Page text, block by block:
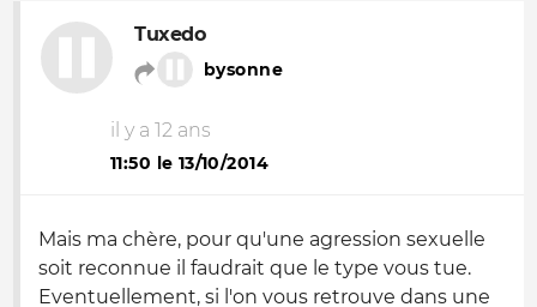
Tuxedo
bysonne
il y a 12 ans
11:50 le 13/10/2014
Mais ma chère, pour qu'une agression sexuelle
soit reconnue il faudrait que le type vous tue.
Eventuellement, si l'on vous retrouve dans une